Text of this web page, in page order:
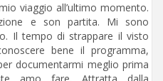
viaggio all’ultimo momento.
e son partita. Mi sono
Il tempo di strappare il visto
bene il programma,
documentarmi meglio prima